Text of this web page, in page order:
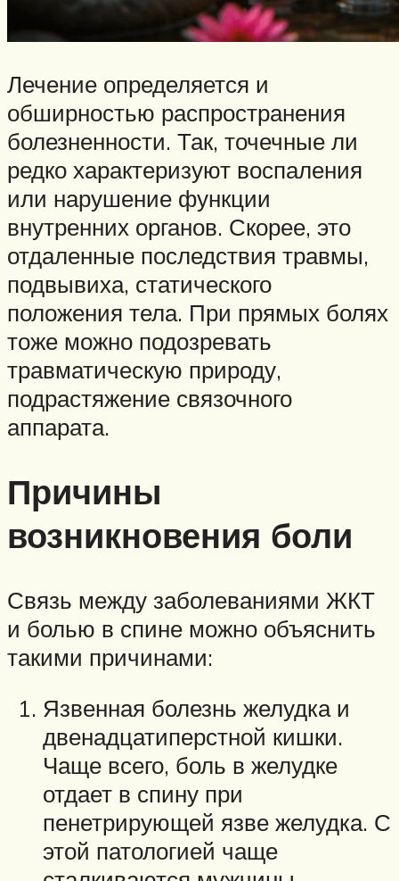
Лечение определяется и
обширностью распространения
болезненности. Так, точечные ли
редко характеризуют воспаления
или нарушение функции
внутренних органов. Скорее, это
отдаленные последствия травмы,
подвывиха, статического
положения тела. При прямых болях
тоже можно подозревать
травматическую природу,
подрастяжение связочного
аппарата.
Причины
возникновения боли
Связь между заболеваниями ЖКТ
и болью в спине можно объяснить
такими причинами:
Язвенная болезнь желудка и
двенадцатиперстной кишки.
Чаще всего, боль в желудке
отдает в спину при
пенетрирующей язве желудка. С
этой патологией чаще